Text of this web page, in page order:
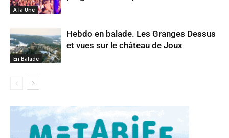
A la Une
En Balade
Hebdo en balade. Les Granges Dessus
et vues sur le château de Joux